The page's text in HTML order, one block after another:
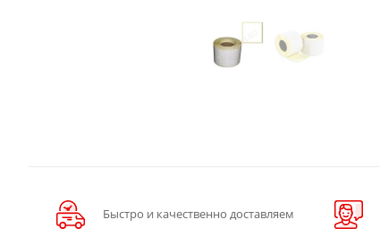
Быстро и качественно доставляем